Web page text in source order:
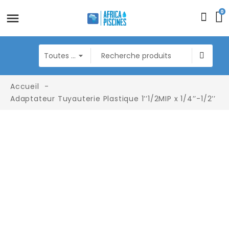
0
Accueil
Adaptateur Tuyauterie Plastique 1’’1/2MIP x 1/4’’-1/2’’